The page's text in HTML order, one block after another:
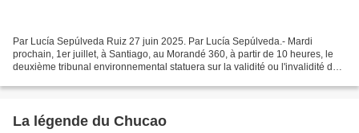
Par Lucía Sepúlveda Ruiz 27 juin 2025. Par Lucía Sepúlveda.- Mardi
prochain, 1er juillet, à Santiago, au Morandé 360, à partir de 10 heures, le
deuxième tribunal environnemental statuera sur la validité ou l'invalidité du
La légende du Chucao